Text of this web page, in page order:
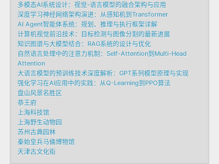
多模态AI系统设计：视觉-语言模型的融合架构与应用
深度学习神经网络架构演进：从感知机到Transformer
AI Agent智能体系统：规划、推理与执行框架详解
计算机视觉前沿技术：目标检测与图像分割的最新进展
知识图谱与大模型结合：RAG系统的设计与优化
自然语言处理中的注意力机制：Self-Attention到Multi-Head
Attention
大语言模型的预训练技术深度解析：GPT系列模型原理与实现
强化学习在AI应用中的实践：从Q-Learning到PPO算法
盘山风景名胜区
恭王府
上海科技馆
上海野生动物园
苏州古典园林
秦始皇兵马俑博物馆
天津古文化街